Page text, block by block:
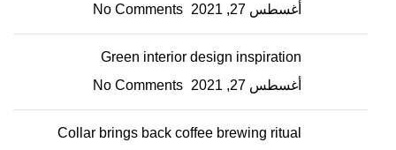
أغسطس 27, 2021
No Comments
Green interior design inspiration
أغسطس 27, 2021
No Comments
Collar brings back coffee brewing ritual